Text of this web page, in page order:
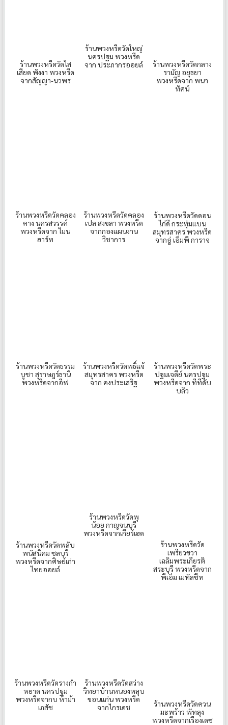
ร้านพวงหรีดวัดไส
เสียด พังงา พวงหรีด
จากสัญญา-นวพร
ร้านพวงหรีดวัดใหญ่
นครปฐม พวงหรีด
จาก ประภากรออยล์
ร้านพวงหรีดวัดกลาง
รามัญ อยุธยา
พวงหรีดจาก พนา
ทัศน์
ร้านพวงหรีดวัดคลอง
คาง นครสวรรค์
พวงหรีดจาก ไมน
ฮาร์ท
ร้านพวงหรีดวัดคลอง
เปล สงขลา พวงหรีด
จากกองแผนงาน
วิชาการ
ร้านพวงหรีดวัดดอน
ไก่ดี กระทุ่มแบน
สมุทรสาคร พวงหรีด
จากอู่ เอ็มพี การาจ
ร้านพวงหรีดวัดธรรม
บูชา สุราษฎร์ธานี
พวงหรีดจากอีฟ
ร้านพวงหรีดวัดพธิ์แจ้
สมุทรสาคร พวงหรีด
จาก คงประเสริฐ
ร้านพวงหรีดวัดพระ
ปฐมเจดีย์ นครปฐม
พวงหรีดจาก ทีทีดับ
บลิว
ร้านพวงหรีดวัดพลับ
พนัสนิคม ชลบุรี
พวงหรีดจากศิษย์เก่า
ไทยออยล์
ร้านพวงหรีดวัดพุ
น้อย กาญจนบุรี
พวงหรีดจากเกียร์เฮด
ร้านพวงหรีดวัด
เพรียวขวา
เฉลิมพระเกียรติ
สระบุรี พวงหรีดจาก
พีเอ็ม เมทัลชีท
ร้านพวงหรีดวัดรางกำ
หยาด นครปฐม
พวงหรีดจากบ ห้าม้า
เภสัช
ร้านพวงหรีดวัดสว่าง
วิทยาบ้านหนองหลุบ
ขอนแก่น พวงหรีด
จากไกรเดช
ร้านพวงหรีดวัดควน
มะพร้าว พัทลุง
พวงหรีดจากเรืองเดช